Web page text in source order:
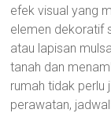
efek visual yang
elemen dekoratif
atau lapisan
tanah dan
rumah tidak perlu
perawatan,